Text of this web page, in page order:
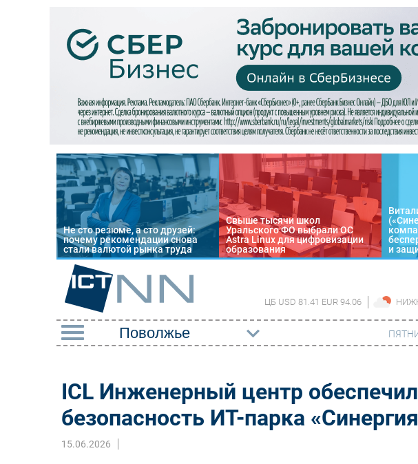
Не сто резюме, а сто друзей:
почему рекомендации снова
стали валютой рынка труда
Свыше тысячи школ
Уральского ФО выбрали ОС
Astra Linux для цифровизации
образования
и
ЦБ USD 81.41 EUR 94.06
Импорто­замещение
Автоматизация
Промышленности
Маркетинг
Торговые сети
ICL Инженерный центр
безопасность ИТ-парка
15.06.2026